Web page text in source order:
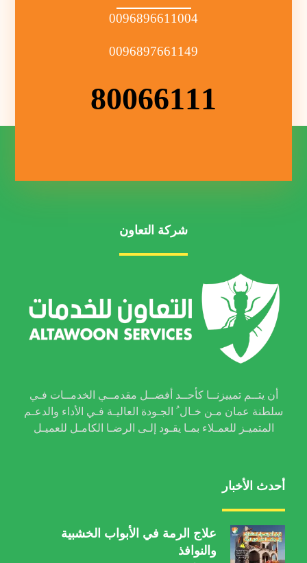
0096896611004
0096897661149
80066111
شركة التعاون
أن يتــم تمييزنــا كأحــد أفضــل مقدمــي الخدمــات فـي
سلطنة عمان مـن خـال ُ الجـودة العاليـة فـي الأداء والدعـم
المتميـز للعمـلاء بمـا يقـود إلـى الرضـا الكامـل للعميـل
أحدث الأخبار
علاج الرمة في الأبواب الخشبية
والنوافذ